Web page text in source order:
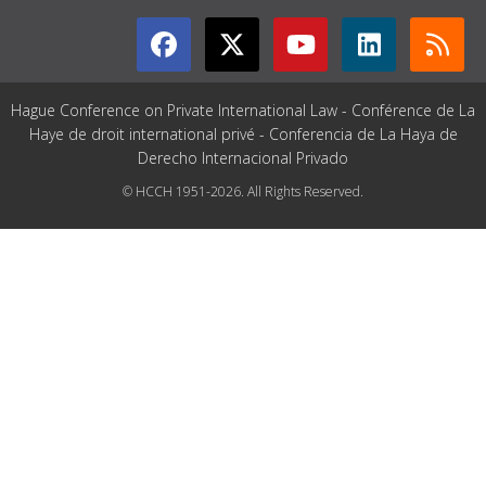
Hague Conference on Private International Law - Conférence de La
Haye de droit international privé - Conferencia de La Haya de
Derecho Internacional Privado
© HCCH 1951-2026. All Rights Reserved.